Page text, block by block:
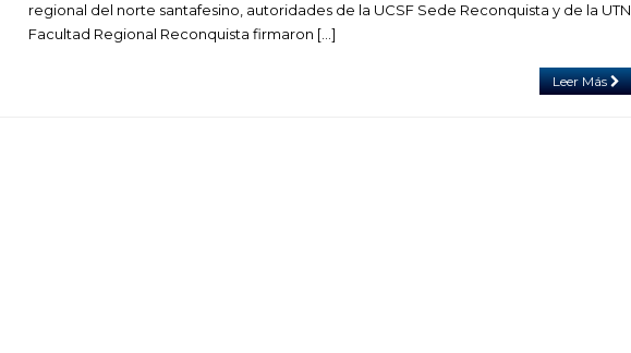
regional del norte santafesino, autoridades de la UCSF Sede Reconquista y de la UTN
Facultad Regional Reconquista firmaron […]
Leer Más